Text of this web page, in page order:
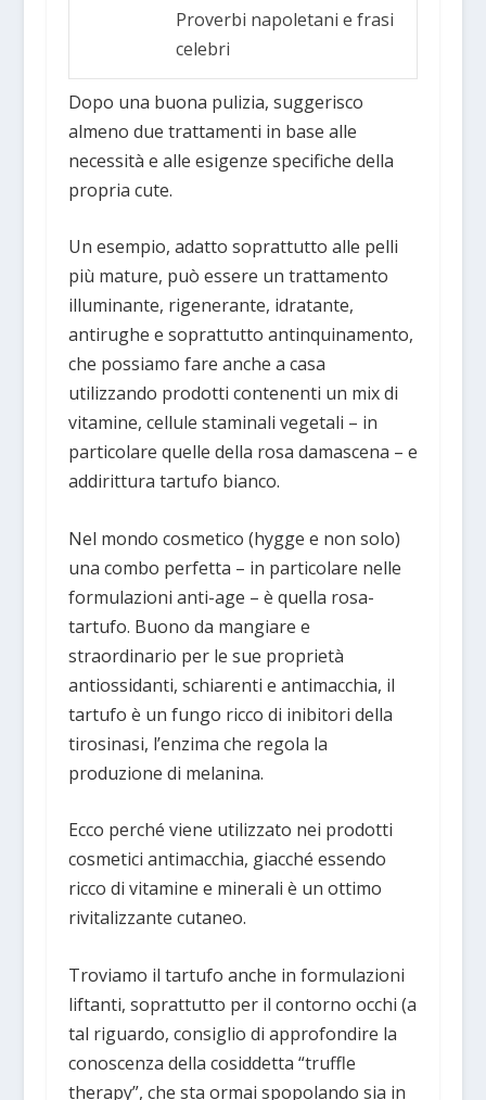
Proverbi napoletani e frasi
celebri
Dopo una buona pulizia, suggerisco
almeno due trattamenti in base alle
necessità e alle esigenze specifiche della
propria cute.
Un esempio, adatto soprattutto alle pelli
più mature, può essere un trattamento
illuminante, rigenerante, idratante,
antirughe e soprattutto antinquinamento,
che possiamo fare anche a casa
utilizzando prodotti contenenti un mix di
vitamine, cellule staminali vegetali – in
particolare quelle della rosa damascena – e
addirittura tartufo bianco.
Nel mondo cosmetico (hygge e non solo)
una combo perfetta – in particolare nelle
formulazioni anti-age – è quella rosa-
tartufo. Buono da mangiare e
straordinario per le sue proprietà
antiossidanti, schiarenti e antimacchia, il
tartufo è un fungo ricco di inibitori della
tirosinasi, l’enzima che regola la
produzione di melanina.
Ecco perché viene utilizzato nei prodotti
cosmetici antimacchia, giacché essendo
ricco di vitamine e minerali è un ottimo
rivitalizzante cutaneo.
Troviamo il tartufo anche in formulazioni
liftanti, soprattutto per il contorno occhi (a
tal riguardo, consiglio di approfondire la
conoscenza della cosiddetta “truffle
therapy”, che sta ormai spopolando sia in